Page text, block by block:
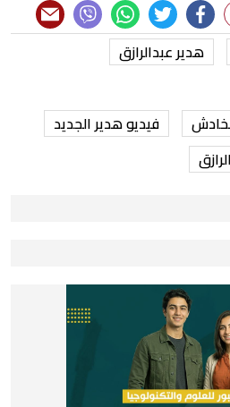
هدير عبدالرازق
فيديو هدير الجديد